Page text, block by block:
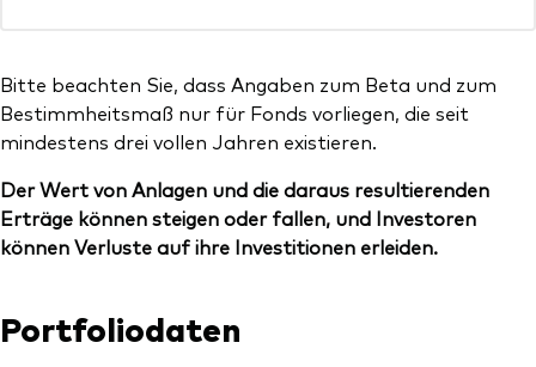
Bitte beachten Sie, dass Angaben zum Beta und zum
Bestimmheitsmaß nur für Fonds vorliegen, die seit
mindestens drei vollen Jahren existieren.
Der Wert von Anlagen und die daraus resultierenden
Erträge können steigen oder fallen, und Investoren
können Verluste auf ihre Investitionen erleiden.
Portfoliodaten